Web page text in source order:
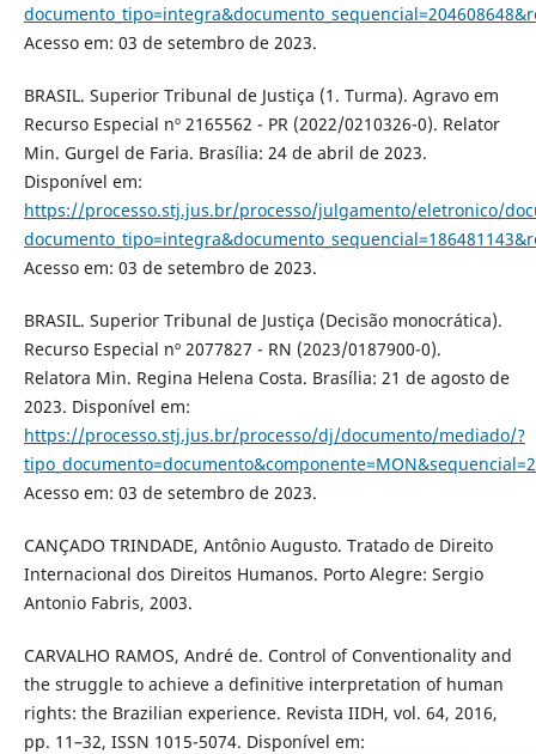
Acesso em: 03 de setembro de 2023.
BRASIL. Superior Tribunal de Justiça (1. Turma). Agravo em
Recurso Especial nº 2165562 - PR (2022/0210326-0). Relator
Min. Gurgel de Faria. Brasília: 24 de abril de 2023.
Disponível em:
https://processo.stj.jus.br/processo/julgamento/eletronico/
Acesso em: 03 de setembro de 2023.
BRASIL. Superior Tribunal de Justiça (Decisão monocrática).
Recurso Especial nº 2077827 - RN (2023/0187900-0).
Relatora Min. Regina Helena Costa. Brasília: 21 de agosto de
2023. Disponível em:
https://processo.stj.jus.br/processo/dj/documento/mediado/?
Acesso em: 03 de setembro de 2023.
CANÇADO TRINDADE, Antônio Augusto. Tratado de Direito
Internacional dos Direitos Humanos. Porto Alegre: Sergio
Antonio Fabris, 2003.
CARVALHO RAMOS, André de. Control of Conventionality and
the struggle to achieve a definitive interpretation of human
rights: the Brazilian experience. Revista IIDH, vol. 64, 2016,
pp. 11–32, ISSN 1015-5074. Disponível em: